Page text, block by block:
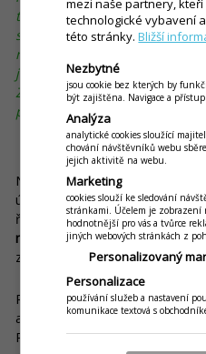
tak si v provozovně už nic
sehrát velkou roli QR kód
nějakou výzvou, například
ještě něco dali? Naskenujte
Zákazník dostane možnost
právě je, a dlouhá řada ho od
Vyšší efektivita
Následujícími slovy navážeme i
úvodu tohoto článku – že
řadu“ dokáže zefektivnit chod
několik objednávek za den,
způsobeno?
Představte si situaci, kdy
až za pár minut se dozví, že si
Pokud si lidé objednávají
mezi naše partnery,
technologické vybavení
této stránky.Bližší
Nezbytné
jsou cookie bez kterých by
být zajištěna. Navigace a
Analýza
analytické cookies sloužící
chování návštěvníků webu
jejich aktivitě na webu.
Marketing
cookies slouží ke sledování
stránkami. Účelem je
hodnotnější pro vás a tvůrce
jiných webových stránkách z
Personalizovaný
Personalizace
používání služeb a nastavení
komunikace textová s